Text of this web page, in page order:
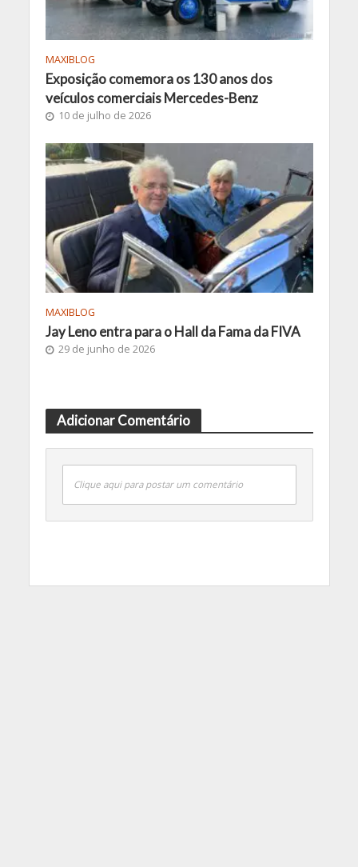
MAXIBLOG
Exposição comemora os 130 anos dos
veículos comerciais Mercedes-Benz
10 de julho de 2026
MAXIBLOG
Jay Leno entra para o Hall da Fama da FIVA
29 de junho de 2026
Adicionar Comentário
Clique aqui para postar um comentário